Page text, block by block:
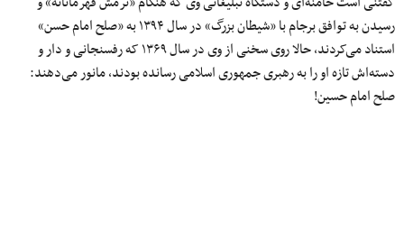
رسیدن به توافق برجام با «شیطان بزرگ» در سال ۱۳۹۴ به «صلح امام حسن»
استناد می‌کردند، حالا روی سخنی از وی در سال ۱۳۶۹ که رفسنجانی و دار و
دسته‌اش تازه او را به رهبری جمهوری اسلامی رسانده بودند، مانور می‌دهند:
صلح امام حسین!